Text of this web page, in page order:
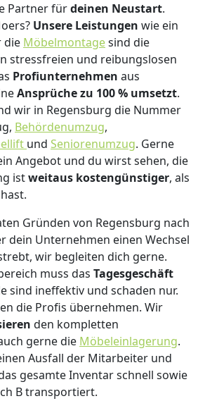
Partner fürdeinen Neustart.
Unsere Leistungen wie ein
die Möbelmontagesind die
stressfreien und reibungslosen
Profiunternehmen aus
Ansprüche zu 100 % umsetzt.
wir in Regensburg die Nummer
Behördenumzug,
und Seniorenumzug. Gerne
Angebot und du wirst sehen, die
istweitaus kostengünstiger, als
Gründen von Regensburg nach
dein Unternehmen einen Wechsel
wir begleiten dich gerne.
muss das Tagesgeschäft
sind ineffektiv und schaden nur.
die Profis übernehmen. Wir
den kompletten
gerne die Möbeleinlagerung.
Ausfall der Mitarbeiter und
gesamte Inventar schnell sowie
B transportiert.